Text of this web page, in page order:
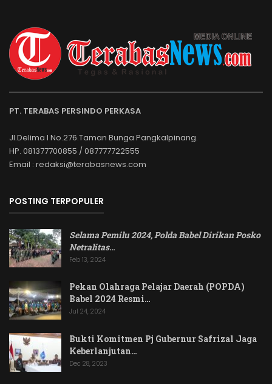
PT. TERABAS PERSINDO PERKASA
Jl.Delima I No.276.Taman Bunga Pangkalpinang.
HP. 081377700855 / 087777722555
Email : redaksi@terabasnews.com
POSTING TERPOPULER
Selama Pemilu 2024, Polda Babel Dirikan Posko
Netralitas…
Feb 13, 2024
Pekan Olahraga Pelajar Daerah (POPDA)
Babel 2024 Resmi…
Jul 24, 2024
Bukti Komitmen Pj Gubernur Safrizal Jaga
Keberlanjutan…
Dec 28, 2023